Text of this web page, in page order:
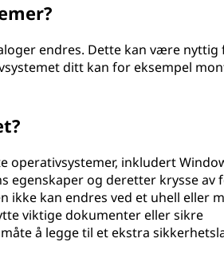
endres. Dette kan være nyttig
ditt kan for eksempel
operativsystemer, inkludert
egenskaper og deretter krysse av
ikke kan endres ved et uhell eller
viktige dokumenter eller sikre
å legge til et ekstra